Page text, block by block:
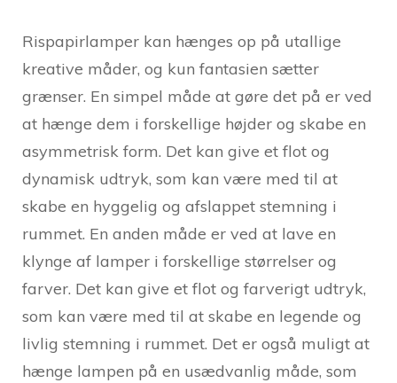
Rispapirlamper kan hænges op på utallige
kreative måder, og kun fantasien sætter
grænser. En simpel måde at gøre det på er ved
at hænge dem i forskellige højder og skabe en
asymmetrisk form. Det kan give et flot og
dynamisk udtryk, som kan være med til at
skabe en hyggelig og afslappet stemning i
rummet. En anden måde er ved at lave en
klynge af lamper i forskellige størrelser og
farver. Det kan give et flot og farverigt udtryk,
som kan være med til at skabe en legende og
livlig stemning i rummet. Det er også muligt at
hænge lampen på en usædvanlig måde, som